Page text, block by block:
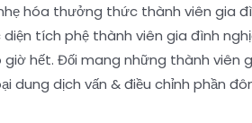
hóa thưởng thức thành viên gia
tích phệ thành viên gia đình
hết. Đối mang những thành viên
dịch vấn & điều chỉnh phần